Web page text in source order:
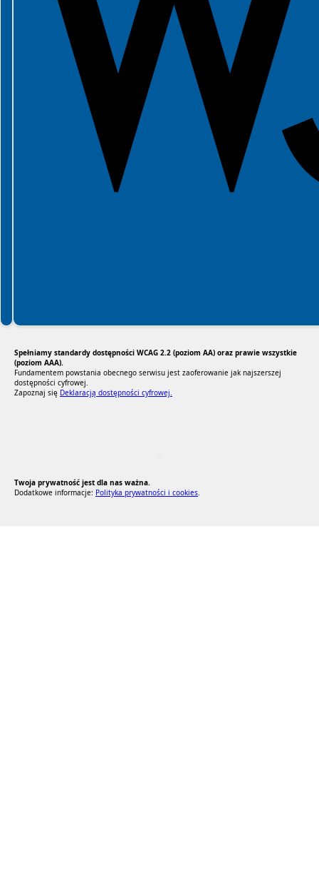
Spełniamy standardy dostępności WCAG 2.2 (poziom AA) oraz prawie wszystkie
(poziom AAA).
Fundamentem powstania obecnego serwisu jest zaoferowanie jak najszerszej
dostępności cyfrowej.
Zapoznaj się Deklaracją dostępności cyfrowej.
Twoja prywatność jest dla nas ważna.
Dodatkowe informacje: Polityka prywatności i cookies.